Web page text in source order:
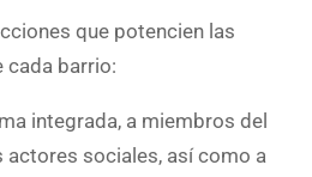
que potencien las
cada barrio:
integrada, a miembros del
actores sociales, así como a